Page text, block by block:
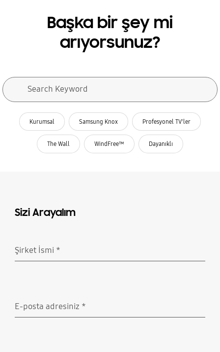
Başka bir şey mi
arıyorsunuz?
Search Keyword
Kurumsal Samsung Knox Profesyonel TV'ler
The Wall WindFree™ Dayanıklı
Sizi Arayalım
Şirket İsmi *
E-posta adresiniz *